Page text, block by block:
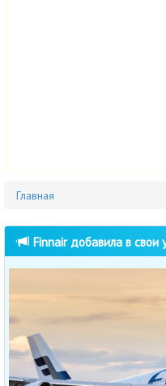
Главная
Finnair добавила в